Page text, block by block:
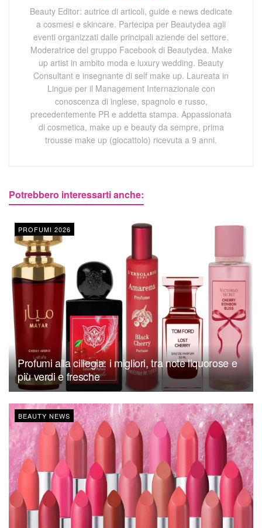
Beauty Editor: autrice di articoli, guide e news dedicate
a cosmesi e skincare. Partecipa per Beautydea agli
eventi organizzati dalle principali aziende del settore.
Moderatrice del gruppo Facebook di Beautydea. Make
up artist in ambito moda e luxury wedding. Beauty
Consultant e insegnante di self make up. Laureata in
Lingue per il Management Internazionale con
conoscenza di inglese, spagnolo e russo,
precedentemente PR e addetta stampa. Appassionata
di cosmetica, make up e beauty da sempre, prima
trousse make up (giocattolo) ricevuta a 9 anni.
Potrebbero interessarti anche:
PROFUMI 2026
Profumi alla ciliegia: i migliori, tra note liquorose e
più verdi e fresche
BEAUTY NEWS